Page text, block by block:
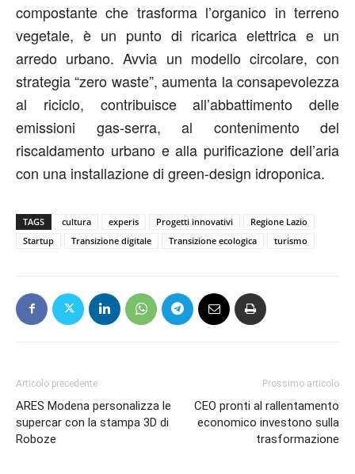
compostante che trasforma l’organico in terreno
vegetale, è un punto di ricarica elettrica e un
arredo urbano. Avvia un modello circolare, con
strategia “zero waste”, aumenta la consapevolezza
al riciclo, contribuisce all’abbattimento delle
emissioni gas-serra, al contenimento del
riscaldamento urbano e alla purificazione dell’aria
con una installazione di green-design idroponica.
TAGS cultura experis Progetti innovativi
Regione Lazio
Startup
Transizione digitale Transizione ecologica turismo
Articolo precedente
ARES Modena personalizza le
supercar con la stampa 3D di
Roboze
Prossimo articolo
CEO pronti al rallentamento
economico investono sulla
trasformazione